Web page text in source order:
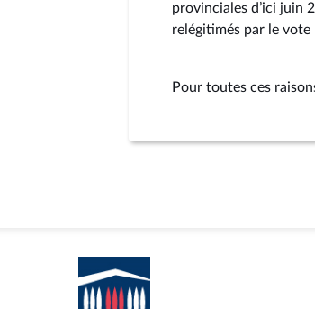
provinciales d’ici juin
relégitimés par le
Pour toutes ces